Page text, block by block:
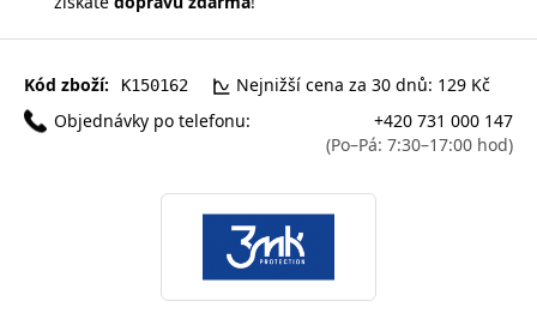
Kód zboží: K150162
Nejnižší cena za 30 dnů: 129 Kč
Objednávky po telefonu:
+420 731 000 147
(Po–Pá: 7:30–17:00 hod)